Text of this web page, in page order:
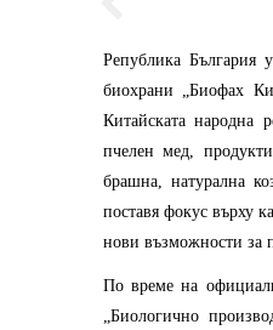
Република България
биохрани „Биофах
Китайската народна
пчелен мед,
брашна, натурална
поставя фокус върху
нови възможности за
По време на
„Биологично